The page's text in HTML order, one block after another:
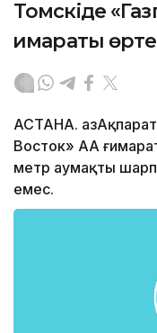
Томскіде
ғимараты
АСТАНА.
Восток» ААҚ
метр аумақты
емес.